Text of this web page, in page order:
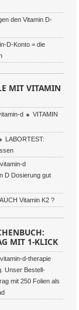
den Vitamin D-
D-Konto = die
MIT VITAMIN
VITAMIN
LABORTEST:
D Dosierung gut
AUCH Vitamin K2 ?
MIT 1-KLICK
Unser Bestell-
mit 250 Folien als